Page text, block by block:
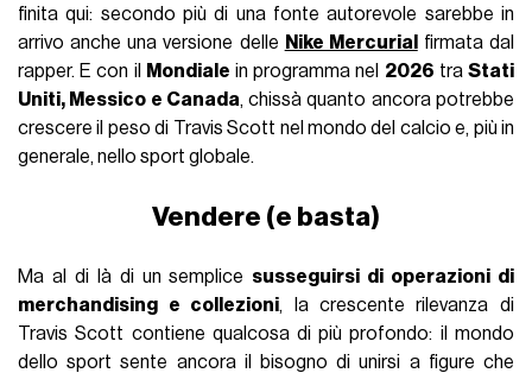
finita qui: secondo più di una fonte autorevole sarebbe in
arrivo anche una versione delle Nike Mercurial
firmata dal
rapper. E con il
Mondiale in programma nel 2026 tra Stati
Uniti, Messico e Canada, chissà quanto ancora potrebbe
crescere il peso di Travis Scott nel mondo del calcio e, più in
generale, nello sport globale.
Vendere (e basta)
Ma al di là di un semplice susseguirsi di operazioni di
merchandising e collezioni, la crescente rilevanza di
Travis Scott contiene qualcosa di più profondo: il mondo
dello sport sente ancora il bisogno di unirsi a figure che